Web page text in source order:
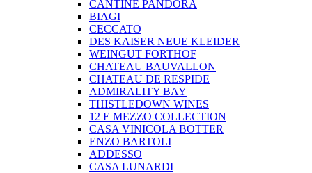
CANTINE PANDORA
BIAGI
CECCATO
DES KAISER NEUE KLEIDER
WEINGUT FORTHOF
CHATEAU BAUVALLON
CHATEAU DE RESPIDE
ADMIRALITY BAY
THISTLEDOWN WINES
12 E MEZZO COLLECTION
CASA VINICOLA BOTTER
ENZO BARTOLI
ADDESSO
CASA LUNARDI